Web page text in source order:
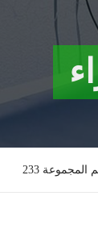
المجموعة 233